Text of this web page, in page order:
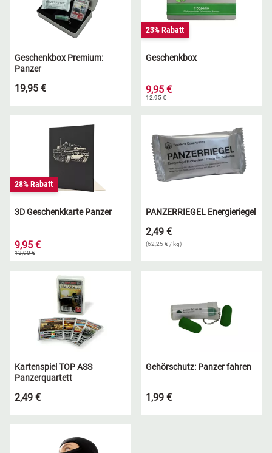
Geschenkbox Premium:
Panzer
19,95 €
23% Rabatt
Geschenkbox
9,95 €
12,95 €
28% Rabatt
3D Geschenkkarte Panzer
9,95 €
13,90 €
PANZERRIEGEL Energieriegel
2,49 €
(62,25 € / kg)
Kartenspiel TOP ASS
Panzerquartett
2,49 €
Gehörschutz: Panzer fahren
1,99 €